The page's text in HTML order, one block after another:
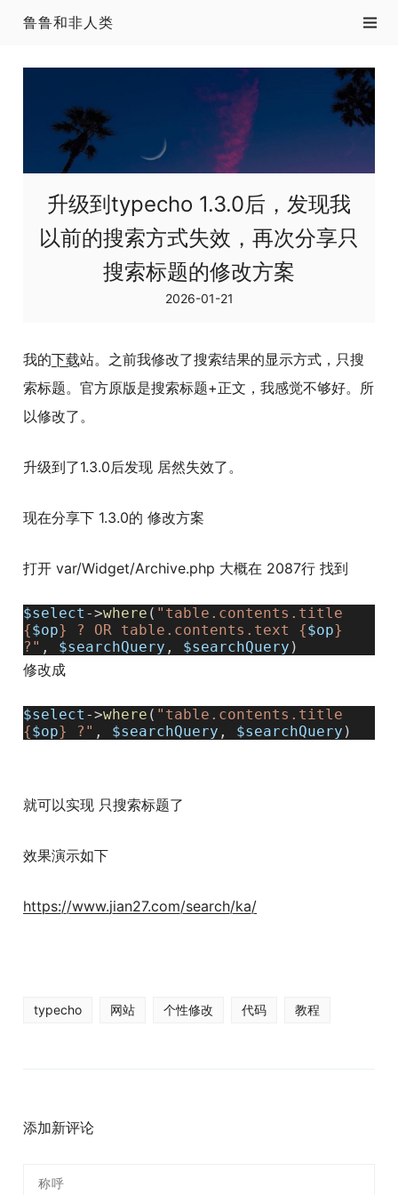
鲁鲁和非人类
升级到typecho 1.3.0后，发现我
以前的搜索方式失效，再次分享只
搜索标题的修改方案
2026-01-21
我的下载站。之前我修改了搜索结果的显示方式，只搜
索标题。官方原版是搜索标题+正文，我感觉不够好。所
以修改了。
升级到了1.3.0后发现 居然失效了。
现在分享下 1.3.0的 修改方案
打开 var/Widget/Archive.php 大概在 2087行 找到
$select ->where ( "table.contents.title
{$op} ? OR table.contents.text {$op}
?" , $searchQuery , $searchQuery )
修改成
$select ->where ( "table.contents.title
{$op} ?" , $searchQuery , $searchQuery )
就可以实现 只搜索标题了
效果演示如下
https://www.jian27.com/search/ka/
typecho 网站 个性修改 代码 教程
添加新评论